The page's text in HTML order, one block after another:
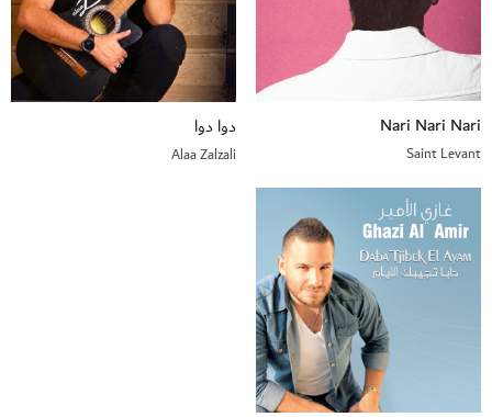
Nari Nari Nari
Saint Levant
دوا دوا
Alaa Zalzali